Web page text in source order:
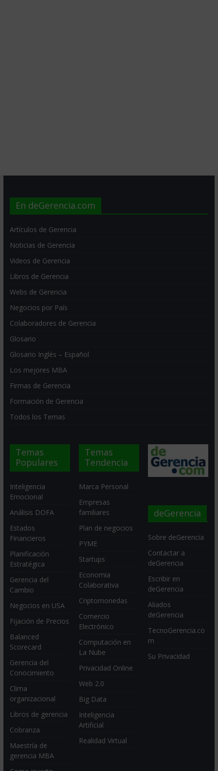
En deGerencia.com
Artículos de Gerencia
Noticias de Gerencia
Videos de Gerencia
Libros de Gerencia
Webs de Gerencia
Negocios por País
Colaboradores de Gerencia
Glosario
Glosario Inglés – Español
Los mejores MBA
Firmas de Gerencia
Formación de Gerencia
Todos los Temas
Temas
Populares
Inteligencia
Emocional
Análisis DOFA
Estados
Financieros
Planificación
Estratégica
Gerencia del
Cambio
Negocios en USA
Fijación de Precios
Balanced
Scorecard
Gerencia del
Conocimiento
Clima
organizacional
Libros de gerencia
Cobranza
Maestría de
gerencia MBA
Temas
Tendencia
Marca Personal
Empresas
familiares
Plan de negocios
PYME
Startups
Economia
Colaborativa
Criptomonedas
Comercio
Electrónico
Computación en
La Nube
Privacidad Online
Web 2.0
Big Data
Inteligencia
Artificial
Realidad Virtual
deGerencia
Sobre deGerencia
Contactar a
deGerencia
Escribir en
deGerencia
Aliados
deGerencia
TecnoGerencia.co
m
Su Privacidad